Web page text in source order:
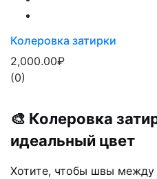
Колеровка затирки
2,000.00₽
(0)
🎨 Колеровка
идеальный цвет
Хотите, чтобы швы между